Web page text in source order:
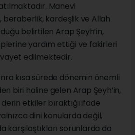
Manevi
kardeşlik ve Allah
belirtilen Arap Şeyh’in,
yardım ettiği ve fakirleri
edilmektedir.
kısa sürede dönemin önemli
biri haline gelen Arap Şeyh’in,
etkiler bıraktığı ifade
dini konularda değil,
karşılaştıkları sorunlarda da